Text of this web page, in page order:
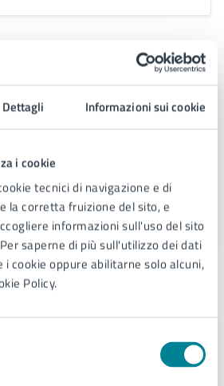
Dettagli Informazioni sui cookie
i cookie
tecnici di navigazione e di
la corretta fruizione del sito, e
informazioni sull'uso del sito
saperne di più sull'utilizzo dei dati
cookie oppure abilitarne solo alcuni,
Policy. responsabile